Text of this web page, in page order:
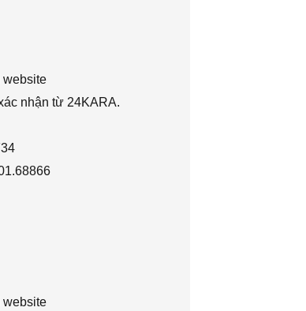
website
nhận từ 24KARA.
website